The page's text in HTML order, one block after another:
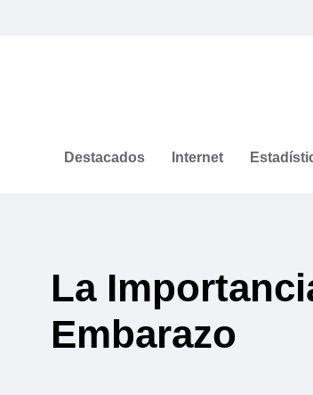
Destacados Internet
La
Embarazo